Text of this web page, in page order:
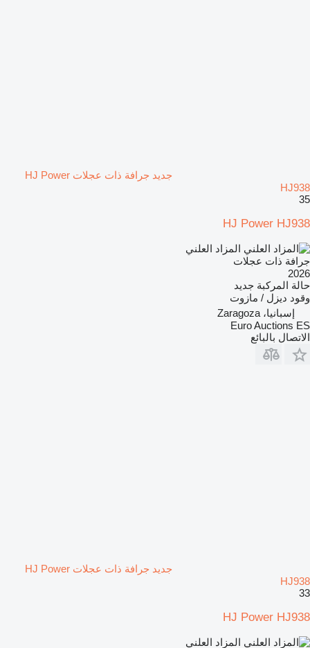
جديد جرافة ذات عجلات HJ Power
HJ938
35
HJ Power HJ938
المزاد العلني
جرافة ذات عجلات
2026
حالة المركبة جديد
وقود ديزل / مازوت
إسبانيا، Zaragoza
Euro Auctions ES
الاتصال بالبائع
جديد جرافة ذات عجلات HJ Power
HJ938
33
HJ Power HJ938
المزاد العلني